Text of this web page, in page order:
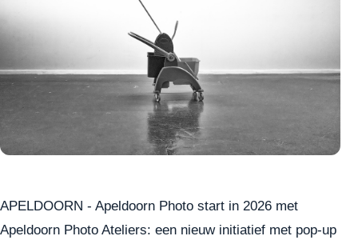
APELDOORN - Apeldoorn Photo start in 2026 met
Apeldoorn Photo Ateliers: een nieuw initiatief met pop-up